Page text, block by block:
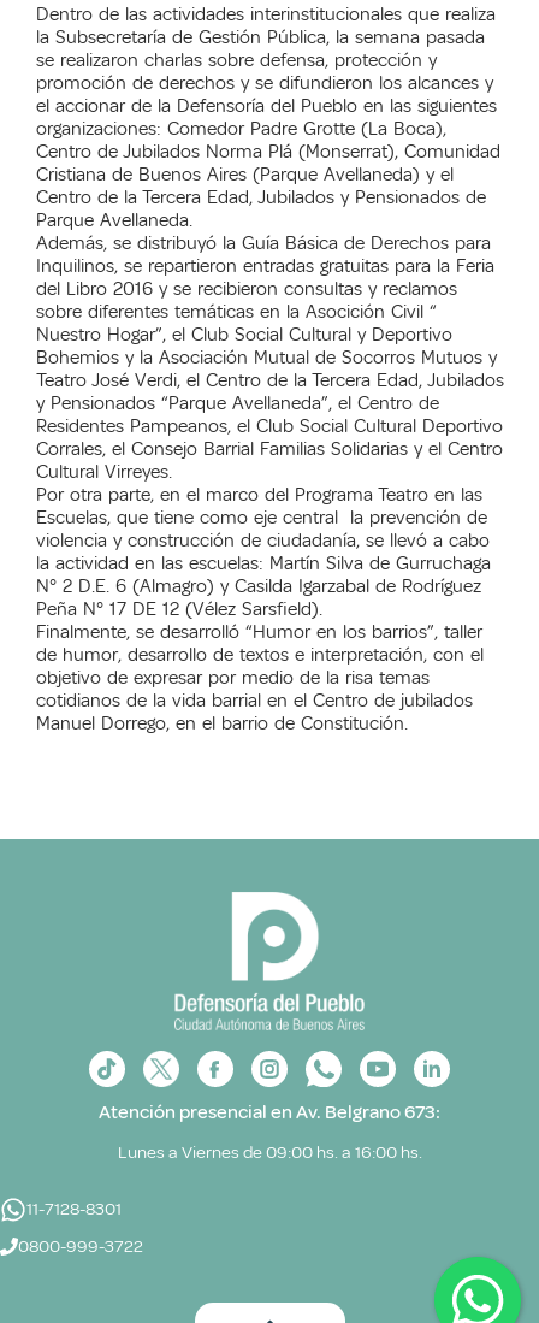
Dentro de las actividades interinstitucionales que realiza
la Subsecretaría de Gestión Pública, la semana pasada
se realizaron charlas sobre defensa, protección y
promoción de derechos y se difundieron los alcances y
el accionar de la Defensoría del Pueblo en las siguientes
organizaciones: Comedor Padre Grotte (La Boca),
Centro de Jubilados Norma Plá (Monserrat), Comunidad
Cristiana de Buenos Aires (Parque Avellaneda) y el
Centro de la Tercera Edad, Jubilados y Pensionados de
Parque Avellaneda.
Además, se distribuyó la Guía Básica de Derechos para
Inquilinos, se repartieron entradas gratuitas para la Feria
del Libro 2016 y se recibieron consultas y reclamos
sobre diferentes temáticas en la Asocición Civil “
Nuestro Hogar”, el Club Social Cultural y Deportivo
Bohemios y la Asociación Mutual de Socorros Mutuos y
Teatro José Verdi, el Centro de la Tercera Edad, Jubilados
y Pensionados “Parque Avellaneda”, el Centro de
Residentes Pampeanos, el Club Social Cultural Deportivo
Corrales, el Consejo Barrial Familias Solidarias y el Centro
Cultural Virreyes.
Por otra parte, en el marco del Programa Teatro en las
Escuelas, que tiene como eje central la prevención de
violencia y construcción de ciudadanía, se llevó a cabo
la actividad en las escuelas: Martín Silva de Gurruchaga
N° 2 D.E. 6 (Almagro) y Casilda Igarzabal de Rodríguez
Peña N° 17 DE 12 (Vélez Sarsfield).
Finalmente, se desarrolló “Humor en los barrios”, taller
de humor, desarrollo de textos e interpretación, con el
objetivo de expresar por medio de la risa temas
cotidianos de la vida barrial en el Centro de jubilados
Manuel Dorrego, en el barrio de Constitución.
Atención presencial en Av. Belgrano 673:
Lunes a Viernes de 09:00 hs. a 16:00 hs.
11-7128-8301
0800-999-3722